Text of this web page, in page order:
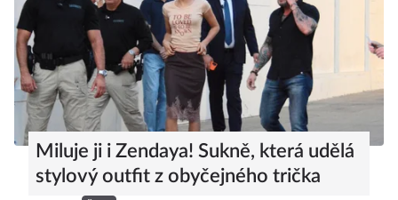
Miluje ji i Zendaya! Sukně, která udělá
stylový outfit z obyčejného trička